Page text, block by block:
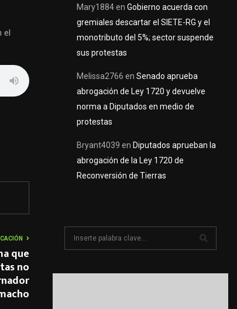
el
que
no
Mary1884en Gobierno acuerda con
gremiales descartar el SIETE-RG y el
monotributo del 5%; sector suspende
sus protestas
Melissa2766 en Senado aprueba
abrogación de Ley 1720 y devuelve
norma a Diputados en medio de
protestas
Bryant4039 en Diputados aprueban la
abrogación de la Ley 1720 de
Reconversión de Tierras